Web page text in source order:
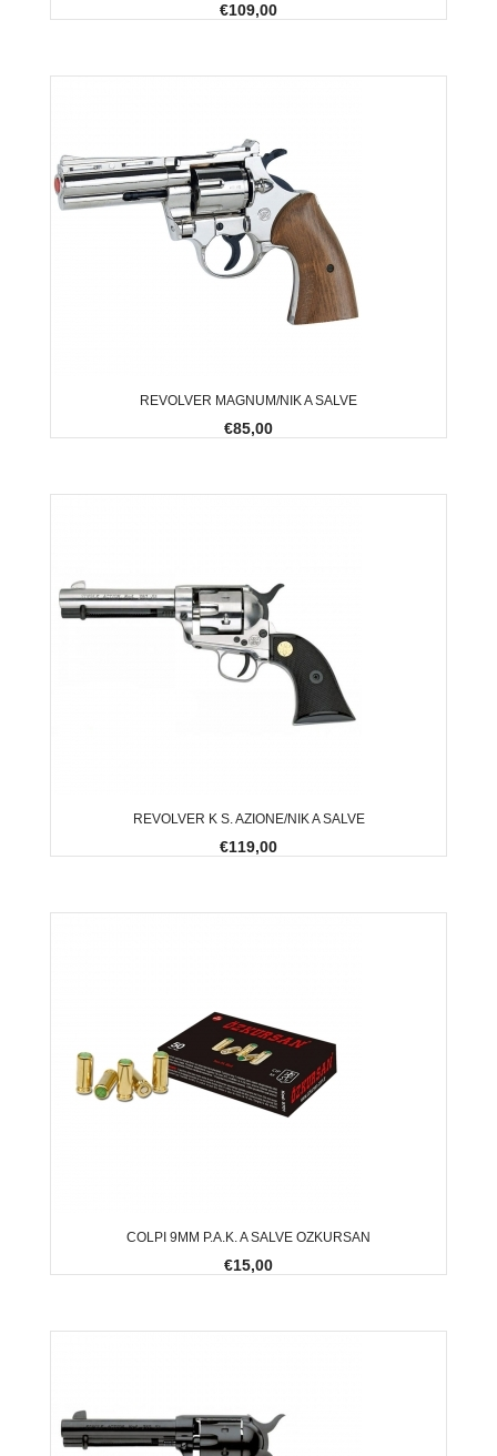
€109,00
REVOLVER MAGNUM/NIK A SALVE
€85,00
REVOLVER K S. AZIONE/NIK A SALVE
€119,00
COLPI 9MM P.A.K. A SALVE OZKURSAN
€15,00